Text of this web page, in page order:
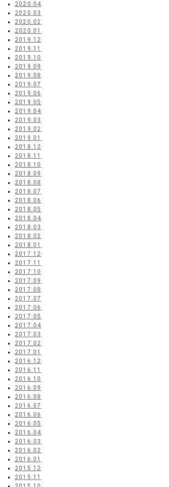
2020.04
2020.03
2020.02
2020.01
2019.12
2019.11
2019.10
2019.09
2019.08
2019.07
2019.06
2019.05
2019.04
2019.03
2019.02
2019.01
2018.12
2018.11
2018.10
2018.09
2018.08
2018.07
2018.06
2018.05
2018.04
2018.03
2018.02
2018.01
2017.12
2017.11
2017.10
2017.09
2017.08
2017.07
2017.06
2017.05
2017.04
2017.03
2017.02
2017.01
2016.12
2016.11
2016.10
2016.09
2016.08
2016.07
2016.06
2016.05
2016.04
2016.03
2016.02
2016.01
2015.12
2015.11